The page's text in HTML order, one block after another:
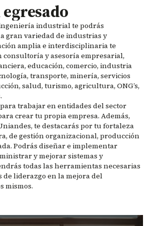
industrial te podrás
gran variedad de industrias y
amplia e interdisciplinaria te
y asesoría empresarial,
educación, comercio, industria
transporte, minería, servicios
salud, turismo, agricultura, ONG’s,
trabajar en entidades del sector
crear tu propia empresa. Además,
te destacarás por tu fortaleza
de gestión organizacional, producción
Podrás diseñar e implementar
y mejorar sistemas y
todas las herramientas necesarias
liderazgo en la mejora del
mismos.